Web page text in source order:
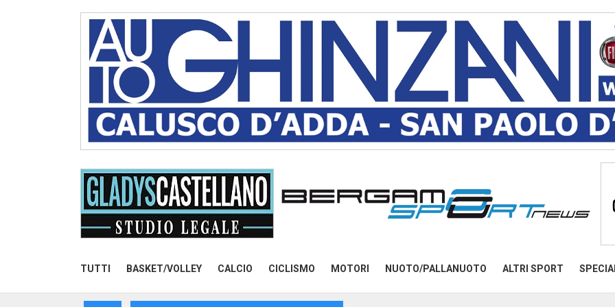
TUTTI BASKET/VOLLEY CALCIO CICLISMO MOTORI NUOTO/PALLANUOTO ALTRI SPORT